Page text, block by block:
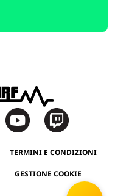
TERMINI E CONDIZIONI
GESTIONE COOKIE